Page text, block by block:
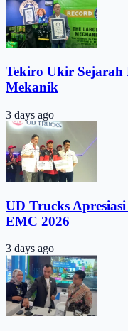
Tekiro Ukir Sejarah
Mekanik
3 days ago
UD Trucks
EMC 2026
3 days ago